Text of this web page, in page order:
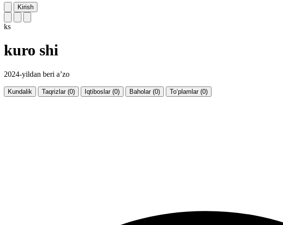
Kirish
ks
kuro shi
2024-yildan beri a’zo
Kundalik Taqrizlar (0) Iqtiboslar (0) Baholar (0) To‘plamlar (0)